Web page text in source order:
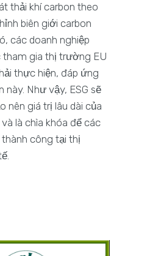
thải khí carbon theo
biên giới carbon
các doanh nghiệp
tham gia thị trường EU
thực hiện, đáp ứng
này. Như vậy, ESG sẽ
nên giá trị lâu dài của
là chìa khóa để các
công tại thị